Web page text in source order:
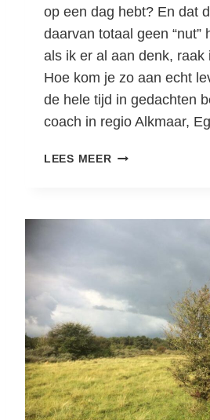
op een dag hebt? En dat
daarvan totaal geen “nut”
als ik er al aan denk, raak
Hoe kom je zo aan echt
de hele tijd in gedachten
coach in regio Alkmaar,
LEES MEERV
E
D
E
N
K
E